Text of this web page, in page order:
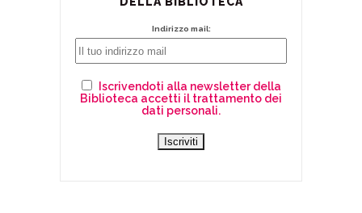
Indirizzo mail:
Iscrivendoti alla newsletter della
Biblioteca accetti il trattamento dei
dati personali.